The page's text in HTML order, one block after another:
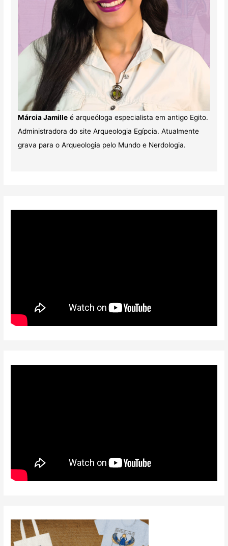
Márcia Jamilleé arqueóloga especialista em antigo Egito.
Administradora do site Arqueologia Egípcia. Atualmente
grava para o Arqueologia pelo Mundo e Nerdologia.